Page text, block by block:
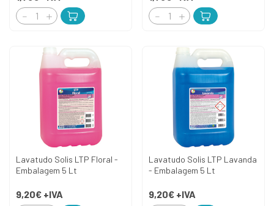
Lavatudo Solis LTP Floral -
Embalagem 5 Lt
9,20€ +IVA
Lavatudo Solis LTP Lavanda
- Embalagem 5 Lt
9,20€ +IVA